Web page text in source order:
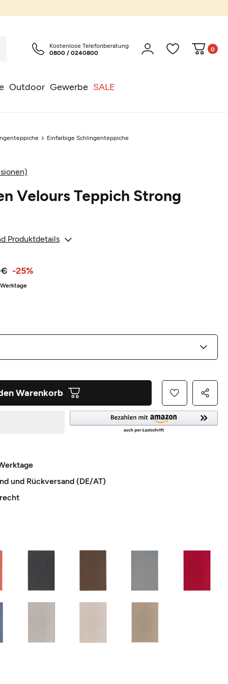
Outdoor Gewerbe SALE
Kostenlose Telefonberatung
0800 / 0240800
0
Einfarbige Schlingenteppiche
Velours Teppich Strong
Produktdetails
€ -25%
Warenkorb
und Rückversand (DE/AT)